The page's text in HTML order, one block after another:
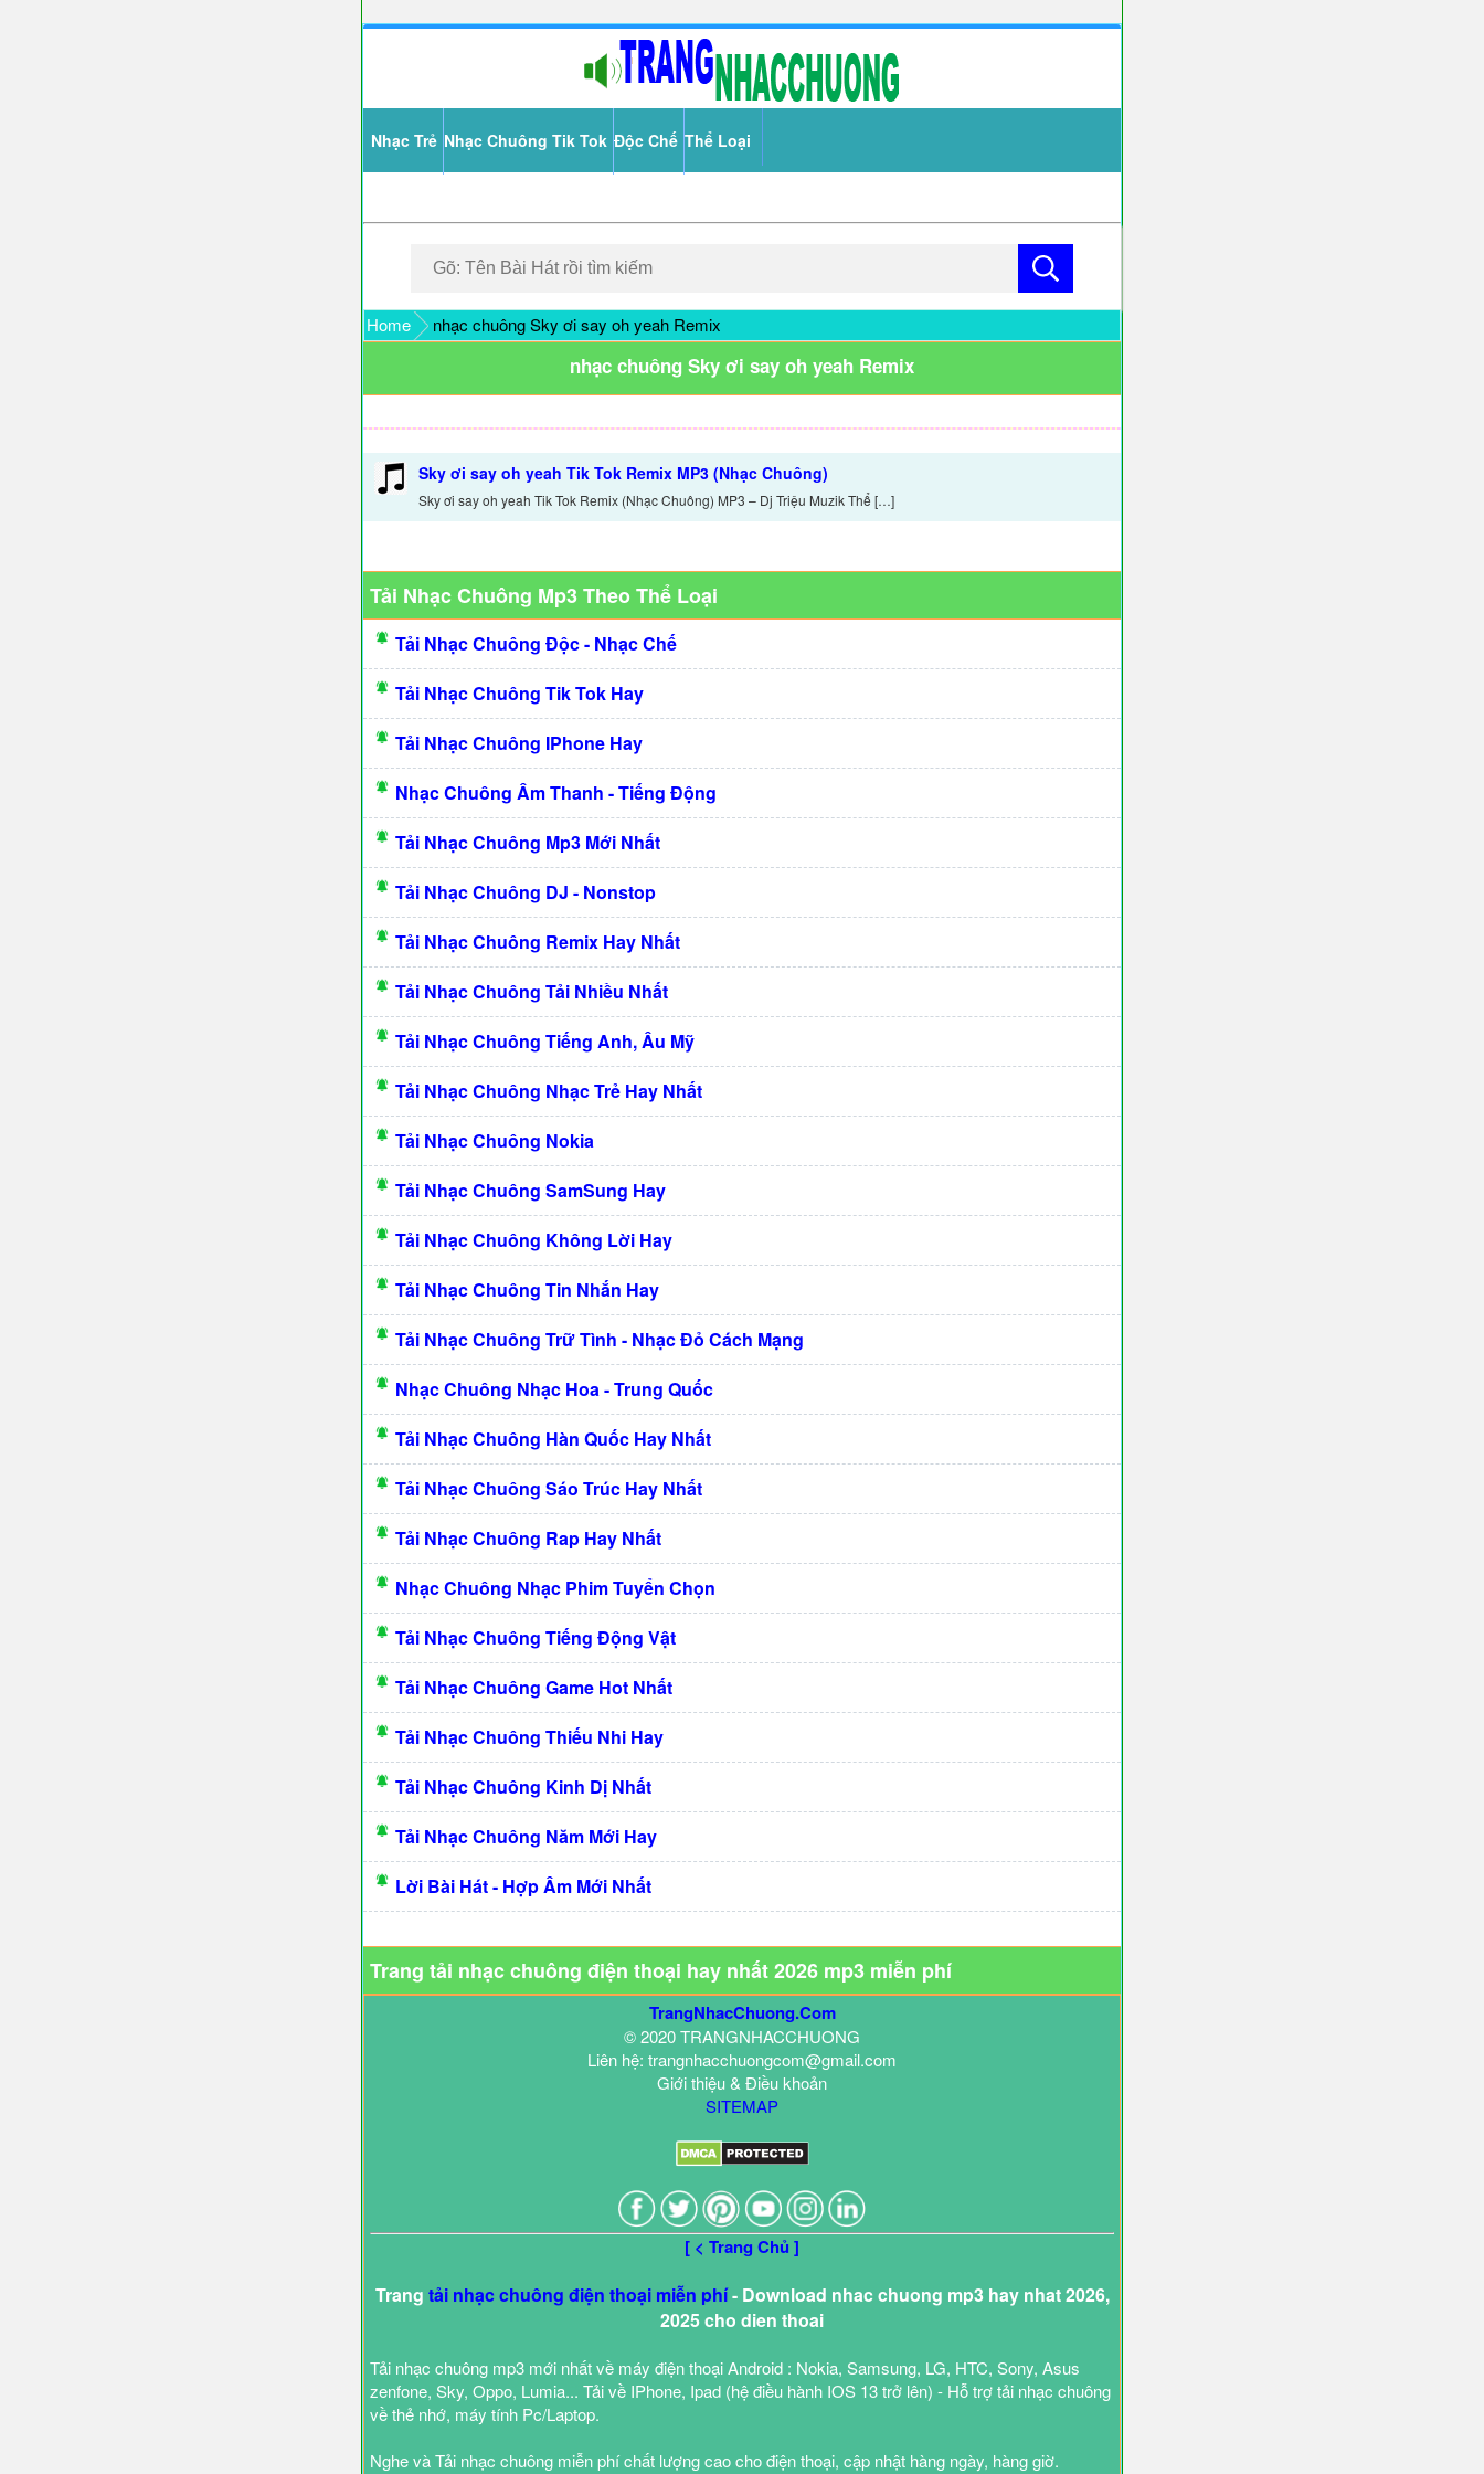
Nhạc Trẻ Nhạc Chuông Tik Tok Độc Chế Thể Loại
Home nhạc chuông Sky ơi say oh yeah Remix
nhạc chuông Sky ơi say oh yeah Remix
Sky ơi say oh yeah Tik Tok Remix MP3 (Nhạc Chuông)
Sky ơi say oh yeah Tik Tok Remix (Nhạc Chuông) MP3 – Dj Triệu Muzik Thể […]
Tải Nhạc Chuông Mp3 Theo Thể Loại
Tải Nhạc Chuông Độc - Nhạc Chế
Tải Nhạc Chuông Tik Tok Hay
Tải Nhạc Chuông IPhone Hay
Nhạc Chuông Âm Thanh - Tiếng Động
Tải Nhạc Chuông Mp3 Mới Nhất
Tải Nhạc Chuông DJ - Nonstop
Tải Nhạc Chuông Remix Hay Nhất
Tải Nhạc Chuông Tải Nhiều Nhất
Tải Nhạc Chuông Tiếng Anh, Âu Mỹ
Tải Nhạc Chuông Nhạc Trẻ Hay Nhất
Tải Nhạc Chuông Nokia
Tải Nhạc Chuông SamSung Hay
Tải Nhạc Chuông Không Lời Hay
Tải Nhạc Chuông Tin Nhắn Hay
Tải Nhạc Chuông Trữ Tình - Nhạc Đỏ Cách Mạng
Nhạc Chuông Nhạc Hoa - Trung Quốc
Tải Nhạc Chuông Hàn Quốc Hay Nhất
Tải Nhạc Chuông Sáo Trúc Hay Nhất
Tải Nhạc Chuông Rap Hay Nhất
Nhạc Chuông Nhạc Phim Tuyển Chọn
Tải Nhạc Chuông Tiếng Động Vật
Tải Nhạc Chuông Game Hot Nhất
Tải Nhạc Chuông Thiếu Nhi Hay
Tải Nhạc Chuông Kinh Dị Nhất
Tải Nhạc Chuông Năm Mới Hay
Lời Bài Hát - Hợp Âm Mới Nhất
Trang tải nhạc chuông điện thoại hay nhất 2026 mp3 miễn phí
TrangNhacChuong.Com
© 2020 TRANGNHACCHUONG
Liên hệ: trangnhacchuongcom@gmail.com
Giới thiệu & Điều khoản
SITEMAP
[ < Trang Chủ ]
Trang tải nhạc chuông điện thoại miễn phí- Download nhac chuong mp3 hay nhat 2026,
2025 cho dien thoai
Tải nhạc chuông mp3 mới nhất về máy điện thoại Android : Nokia, Samsung, LG, HTC, Sony, Asus
zenfone, Sky, Oppo, Lumia... Tải về IPhone, Ipad (hệ điều hành IOS 13 trở lên) - Hỗ trợ tải nhạc chuông
về thẻ nhớ, máy tính Pc/Laptop.
Nghe và Tải nhạc chuông miễn phí chất lượng cao cho điện thoại, cập nhật hàng ngày, hàng giờ.